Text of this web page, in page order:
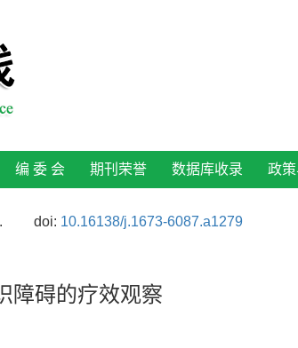
编 委 会 期刊荣誉 数据库收录 政
doi: 10.16138/j.1673-6087.a1279
障碍的疗效观察